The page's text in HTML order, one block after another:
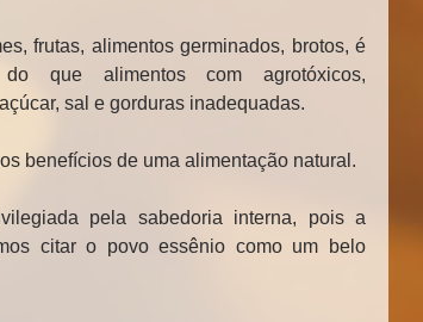
frutas, alimentos germinados, brotos, é
do que alimentos com agrotóxicos,
sal e gorduras inadequadas.
benefícios de uma alimentação natural.
pela sabedoria interna, pois a
citar o povo essênio como um belo